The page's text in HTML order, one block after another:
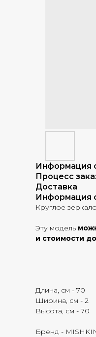
Информация
Процесс
Доставка
Информация
Круглое
Эту модель
и стоимости
Длина, см - 70
Ширина, см - 2
Высота, см - 70
Бренд -